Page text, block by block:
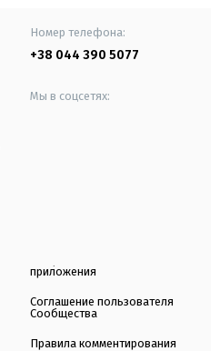
Номер телефона:
+38 044 390 5077
Мы в соцсетях:
приложения
Соглашение пользователя
Сообщества
Правила комментирования